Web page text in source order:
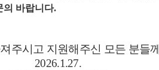
의 바랍니다.
주시고 지원해주신 모든 분들